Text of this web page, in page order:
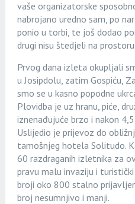
vaše organizatorske
nabrojano uredno sam, po
ponio u torbi, te još dodao
drugi nisu štedjeli na prostoru.
Prvog dana izleta okupljali
u Josipdolu, zatim Gospiću,
smo se u kasno popodne
Plovidba je uz hranu, piće,
iznenađujuće brzo i nakon
Uslijedio je prijevoz do
tamošnjeg hotela Solitudo.
60 razdraganih izletnika za
pravu malu invaziju i
broji oko 800 stalno
broj nesumnjivo i manji.